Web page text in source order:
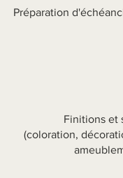
Préparation
Finitions et
(coloration,